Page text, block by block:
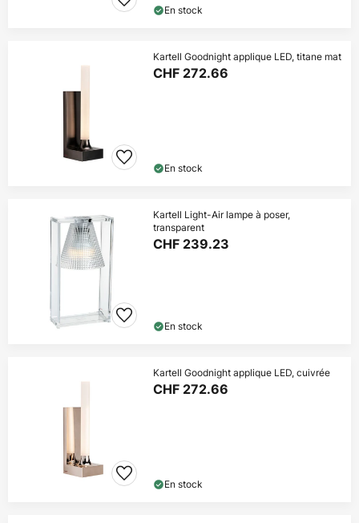
En stock
Kartell Goodnight applique LED, titane mat
CHF 272.66
En stock
Kartell Light-Air lampe à poser,
transparent
CHF 239.23
En stock
Kartell Goodnight applique LED, cuivrée
CHF 272.66
En stock